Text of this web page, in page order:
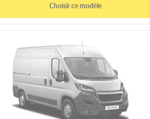
Choisir ce modèle